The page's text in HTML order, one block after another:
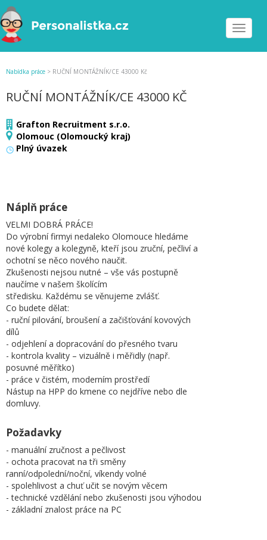
Toggle
Nabídka práce > RUČNÍ MONTÁŽNÍK/CE 43000 Kč
RUČNÍ MONTÁŽNÍK/CE 43000 KČ
Grafton Recruitment s.r.o.
Olomouc (Olomoucký kraj)
Plný úvazek
Náplň práce
VELMI DOBRÁ PRÁCE!
Do výrobní firmyi nedaleko Olomouce hledáme
nové kolegy a kolegyně, kteří jsou zruční, pečliví a
ochotní se něco nového naučit.
Zkušenosti nejsou nutné – vše vás postupně
naučíme v našem školícím
středisku. Každému se věnujeme zvlášť.
Co budete dělat:
- ruční pilování, broušení a začišťování kovových
dílů
- odjehlení a dopracování do přesného tvaru
- kontrola kvality – vizuálně i měřidly (např.
posuvné měřítko)
- práce v čistém, moderním prostředí
Nástup na HPP do kmene co nejdříve nebo dle
domluvy.
Požadavky
- manuální zručnost a pečlivost
- ochota pracovat na tři směny
ranní/odpolední/noční, víkendy volné
- spolehlivost a chuť učit se novým věcem
- technické vzdělání nebo zkušenosti jsou výhodou
- základní znalost práce na PC